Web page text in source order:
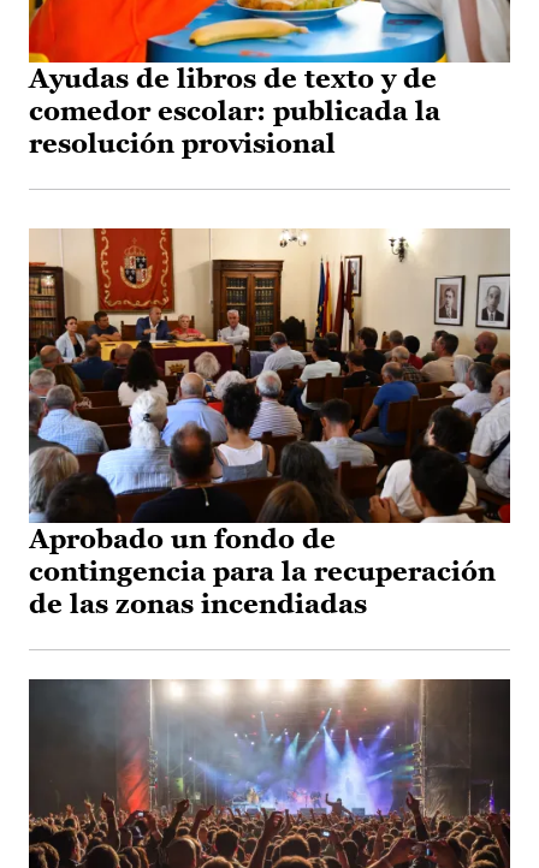
Ayudas de libros de texto y de
comedor escolar: publicada la
resolución provisional
Aprobado un fondo de
contingencia para la recuperación
de las zonas incendiadas